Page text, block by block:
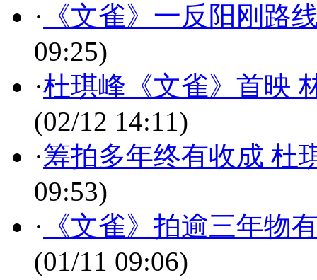
· 《文雀》一反阳刚路
09:25)
·杜琪峰《文雀》首映
(02/12 14:11)
·筹拍多年终有收成 杜
09:53)
· 《文雀》拍逾三年物
(01/11 09:06)